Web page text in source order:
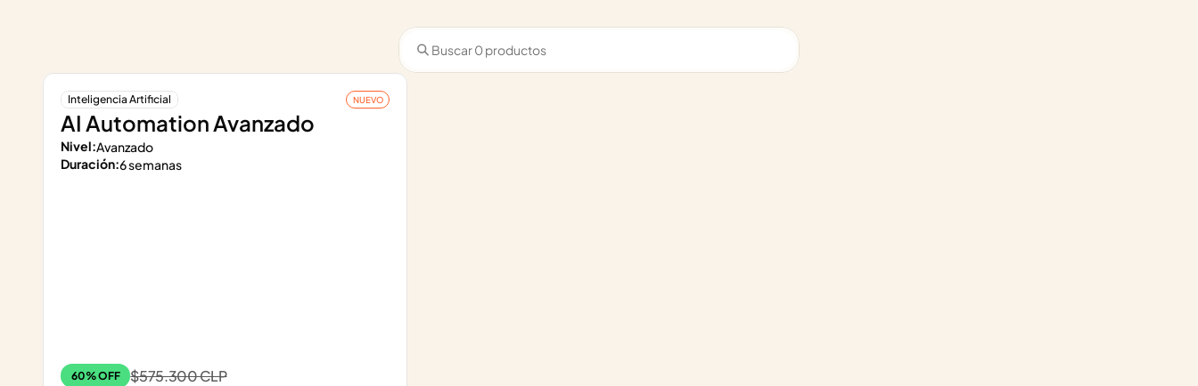
Inteligencia Artificial NUEVO
AI Automation Avanzado
Nivel:Avanzado
Duración:6 semanas
60% OFF $575.300 CLP